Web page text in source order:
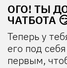
ОГО! ТЫ
ЧАТБОТА
Теперь у
его под
первым,